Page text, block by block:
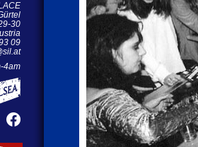
30
09
4am